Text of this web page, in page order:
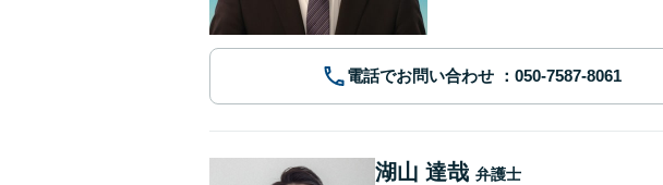
電話でお問い合わせ
湖山 達哉 弁護士